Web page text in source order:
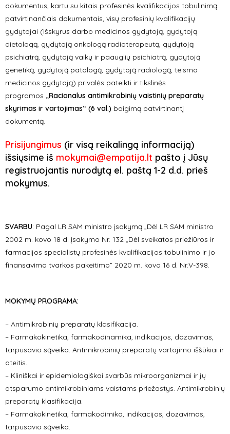
dokumentus, kartu su kitais profesinės kvalifikacijos tobulinimą
patvirtinančiais dokumentais, visų profesinių kvalifikacijų
gydytojai (išskyrus darbo medicinos gydytoją, gydytoją
dietologą, gydytoją onkologą radioterapeutą, gydytoją
psichiatrą, gydytoją vaikų ir paauglių psichiatrą, gydytoją
genetiką, gydytoją patologą, gydytoją radiologą, teismo
medicinos gydytoją) privalės pateikti ir tikslinės
programos „Racionalus antimikrobinių vaistinių preparatų
skyrimas ir vartojimas“ (6 val.) baigimą patvirtinantį
dokumentą.
Prisijungimus (ir visą reikalingą informaciją)
išsiųsime iš mokymai@empatija.lt pašto į Jūsų
registruojantis nurodytą el. paštą 1-2 d.d. prieš
mokymus.
SVARBU: Pagal LR SAM ministro įsakymą „Dėl LR SAM ministro
2002 m. kovo 18 d. įsakymo Nr. 132 „Dėl sveikatos priežiūros ir
farmacijos specialistų profesinės kvalifikacijos tobulinimo ir jo
finansavimo tvarkos pakeitimo” 2020 m. kovo 16 d. Nr.V-398.
MOKYMŲ PROGRAMA:
– Antimikrobinių preparatų klasifikacija.
– Farmakokinetika, farmakodinamika, indikacijos, dozavimas,
tarpusavio sąveika. Antimikrobinių preparatų vartojimo iššūkiai ir
ateitis.
– Kliniškai ir epidemiologiškai svarbūs mikroorganizmai ir jų
atsparumo antimikrobiniams vaistams priežastys. Antimikrobinių
preparatų klasifikacija.
– Farmakokinetika, farmakodimika, indikacijos, dozavimas,
tarpusavio sąveika.